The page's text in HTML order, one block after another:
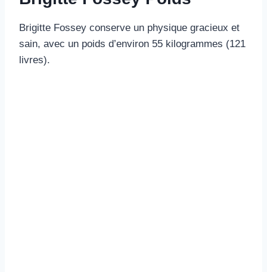
Brigitte Fossey conserve un physique gracieux et
sain, avec un poids d’environ 55 kilogrammes (121
livres).